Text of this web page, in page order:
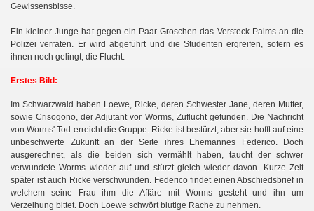
Gewissensbisse.
Ein kleiner Junge hat gegen ein Paar Groschen das Versteck Palms an die
Polizei verraten. Er wird abgeführt und die Studenten ergreifen, sofern es
ihnen noch gelingt, die Flucht.
Erstes Bild:
Im Schwarzwald haben Loewe, Ricke, deren Schwester Jane, deren Mutter,
sowie Crisogono, der Adjutant vor Worms, Zuflucht gefunden. Die Nachricht
von Worms' Tod erreicht die Gruppe. Ricke ist bestürzt, aber sie hofft auf eine
unbeschwerte Zukunft an der Seite ihres Ehemannes Federico. Doch
ausgerechnet, als die beiden sich vermählt haben, taucht der schwer
verwundete Worms wieder auf und stürzt gleich wieder davon. Kurze Zeit
später ist auch Ricke verschwunden. Federico findet einen Abschiedsbrief in
welchem seine Frau ihm die Affäre mit Worms gesteht und ihn um
Verzeihung bittet. Doch Loewe schwört blutige Rache zu nehmen.